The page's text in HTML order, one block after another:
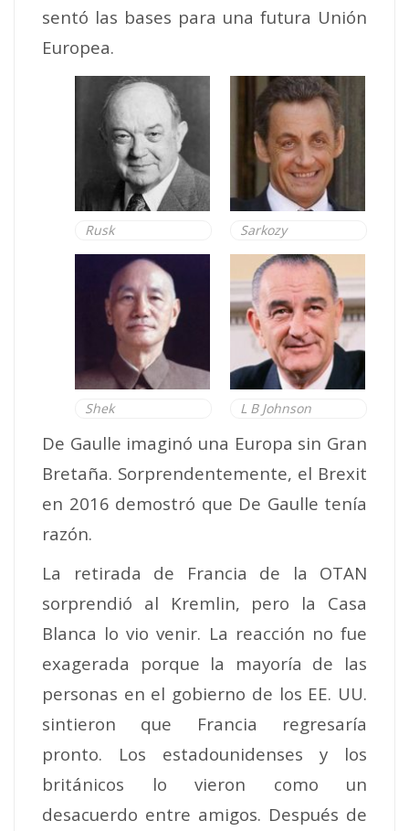
sentó las bases para una futura Unión
Europea.
Sarkozy
Rusk
L B Johnson
Shek
De Gaulle imaginó una Europa sin Gran
Bretaña. Sorprendentemente, el Brexit
en 2016 demostró que De Gaulle tenía
razón.
La retirada de Francia de la OTAN
sorprendió al Kremlin, pero la Casa
Blanca lo vio venir. La reacción no fue
exagerada porque la mayoría de las
personas en el gobierno de los EE. UU.
sintieron que Francia regresaría
pronto. Los estadounidenses y los
británicos lo vieron como un
desacuerdo entre amigos. Después de